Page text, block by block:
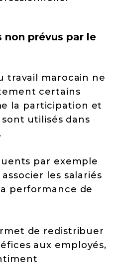
non prévus par le
travail marocain ne
certains
la participation et
utilisés dans
par exemple
les salariés
performance de
de redistribuer
aux employés,